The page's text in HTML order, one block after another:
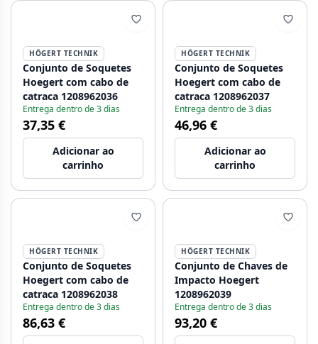
HÖGERT TECHNIK
Conjunto de Soquetes
Hoegert com cabo de
catraca 1208962036
Entrega dentro de 3 dias
37,35 €
Adicionar ao
carrinho
HÖGERT TECHNIK
Conjunto de Soquetes
Hoegert com cabo de
catraca 1208962037
Entrega dentro de 3 dias
46,96 €
Adicionar ao
carrinho
HÖGERT TECHNIK
Conjunto de Soquetes
Hoegert com cabo de
catraca 1208962038
Entrega dentro de 3 dias
86,63 €
HÖGERT TECHNIK
Conjunto de Chaves de
Impacto Hoegert
1208962039
Entrega dentro de 3 dias
93,20 €